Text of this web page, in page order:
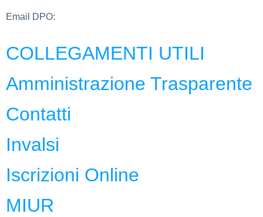
Email DPO:
COLLEGAMENTI UTILI
Amministrazione Trasparente
Contatti
Invalsi
Iscrizioni Online
MIUR